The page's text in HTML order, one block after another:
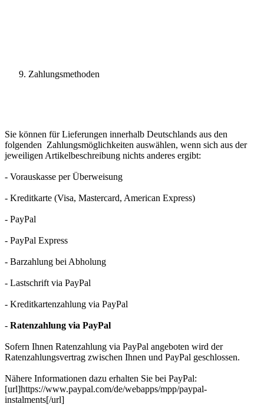
Zahlungsmethoden
Sie können für Lieferungen innerhalb Deutschlands aus den
folgenden Zahlungsmöglichkeiten auswählen, wenn sich aus der
jeweiligen Artikelbeschreibung nichts anderes ergibt:
- Vorauskasse per Überweisung
- Kreditkarte (Visa, Mastercard, American Express)
- PayPal
- PayPal Express
- Barzahlung bei Abholung
- Lastschrift via PayPal
- Kreditkartenzahlung via PayPal
- Ratenzahlung via PayPal
Sofern Ihnen Ratenzahlung via PayPal angeboten wird der
Ratenzahlungsvertrag zwischen Ihnen und PayPal geschlossen.
Nähere Informationen dazu erhalten Sie bei PayPal:
[url]https://www.paypal.com/de/webapps/mpp/paypal-
instalments[/url]